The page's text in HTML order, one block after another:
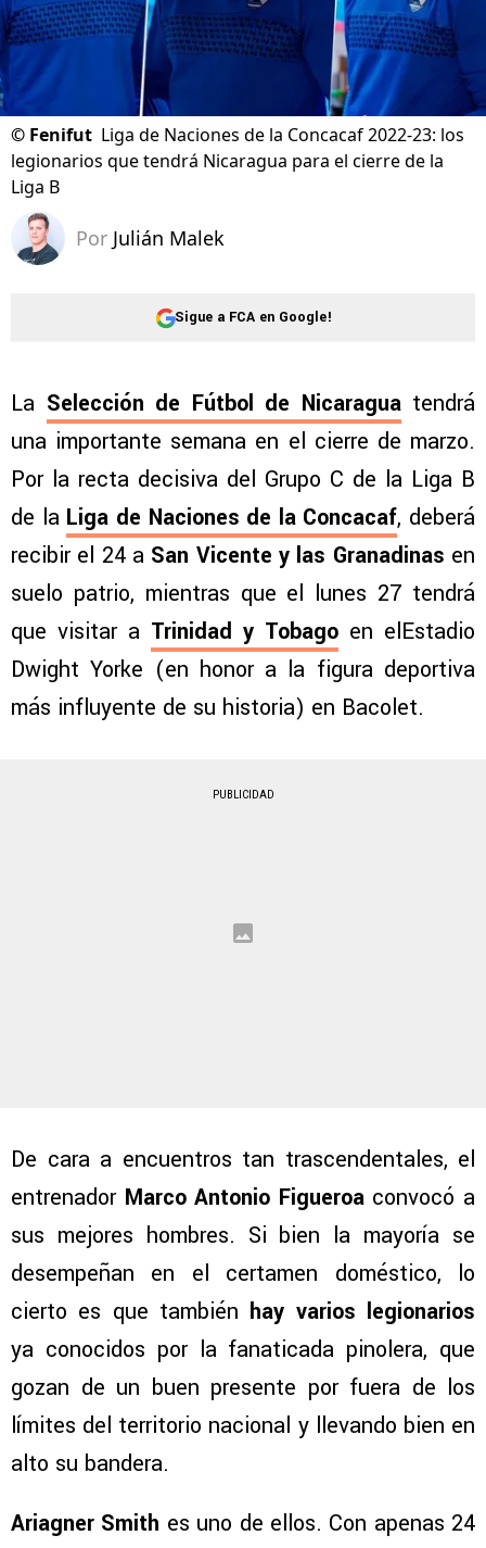
© Fenifut Liga de Naciones de la Concacaf 2022-23: los
legionarios que tendrá Nicaragua para el cierre de la
Liga B
Por Julián Malek
Sigue a FCA en Google!
La Selección de Fútbol de Nicaraguatendrá
una importante semana en el cierre de marzo.
Por la recta decisiva del Grupo C de la Liga B
de la Liga de Naciones de la Concacaf, deberá
recibir el 24 a San Vicente y las Granadinas en
suelo patrio, mientras que el lunes 27 tendrá
que visitar a Trinidad y Tobago en elEstadio
Dwight Yorke (en honor a la figura deportiva
más influyente de su historia) en Bacolet.
PUBLICIDAD
De cara a encuentros tan trascendentales, el
entrenador Marco Antonio Figueroaconvocó a
sus mejores hombres. Si bien la mayoría se
desempeñan en el certamen doméstico, lo
cierto es que también hay varios legionarios
ya conocidos por la fanaticada pinolera, que
gozan de un buen presente por fuera de los
límites del territorio nacional y llevando bien en
alto su bandera.
Ariagner Smith es uno de ellos. Con apenas 24